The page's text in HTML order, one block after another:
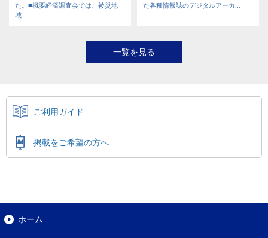
た。■概要経済調査会では、被災地
域...
た各種情報誌のデジタルアーカ...
一覧を見る
ご利用ガイド
掲載をご希望の方へ
ホーム